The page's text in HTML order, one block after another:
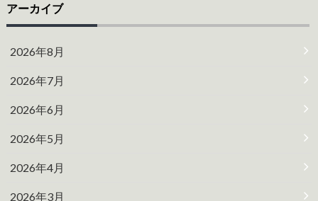
アーカイブ
2026年8月
2026年7月
2026年6月
2026年5月
2026年4月
2026年3月